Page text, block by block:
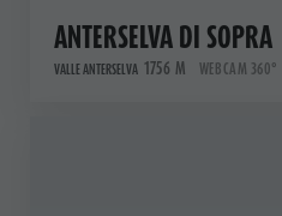
ANTERSELVA DI SOPRA
VALLE ANTERSELVA 1756 M WEBCAM 360°